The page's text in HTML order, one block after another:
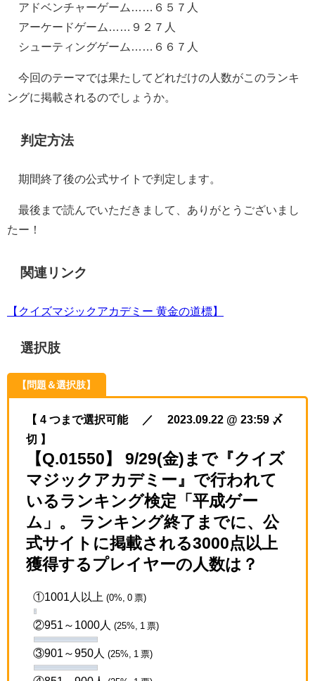
アドベンチャーゲーム……６５７人
アーケードゲーム……９２７人
シューティングゲーム……６６７人
今回のテーマでは果たしてどれだけの人数がこのランキ
ングに掲載されるのでしょうか。
判定方法
期間終了後の公式サイトで判定します。
最後まで読んでいただきまして、ありがとうございまし
たー！
関連リンク
【クイズマジックアカデミー 黄金の道標】
選択肢
【問題＆選択肢】
【 4 つまで選択可能 ／ 2023.09.22 @ 23:59 〆
切 】
【Q.01550】 9/29(金)まで『クイズ
マジックアカデミー』で行われて
いるランキング検定「平成ゲー
ム」。 ランキング終了までに、公
式サイトに掲載される3000点以上
獲得するプレイヤーの人数は？
①1001人以上 (0%, 0 票)
②951～1000人 (25%, 1 票)
③901～950人 (25%, 1 票)